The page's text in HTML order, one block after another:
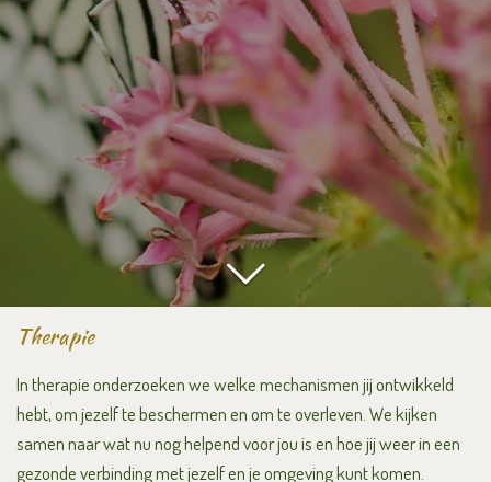
Therapie
In therapie onderzoeken we welke mechanismen jij ontwikkeld
hebt, om jezelf te beschermen en om te overleven. We kijken
samen naar wat nu nog helpend voor jou is en hoe jij weer in een
gezonde verbinding met jezelf en je omgeving kunt komen.